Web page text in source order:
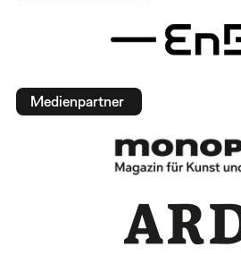
Medienpartner